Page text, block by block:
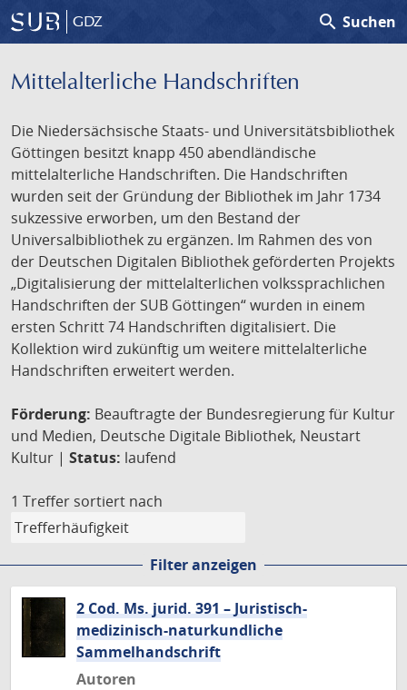
GDZ search Suchen
Mittelalterliche Handschriften
Die Niedersächsische Staats- und Universitätsbibliothek
Göttingen besitzt knapp 450 abendländische
mittelalterliche Handschriften. Die Handschriften
wurden seit der Gründung der Bibliothek im Jahr 1734
sukzessive erworben, um den Bestand der
Universalbibliothek zu ergänzen. Im Rahmen des von
der Deutschen Digitalen Bibliothek geförderten Projekts
„Digitalisierung der mittelalterlichen volkssprachlichen
Handschriften der SUB Göttingen“ wurden in einem
ersten Schritt 74 Handschriften digitalisiert. Die
Kollektion wird zukünftig um weitere mittelalterliche
Handschriften erweitert werden.
Förderung: Beauftragte der Bundesregierung für Kultur
und Medien, Deutsche Digitale Bibliothek, Neustart
Kultur | Status: laufend
1 Treffer sortiert nach
Filter anzeigen
2 Cod. Ms. jurid. 391 – Juristisch-
medizinisch-naturkundliche
Sammelhandschrift
Autoren